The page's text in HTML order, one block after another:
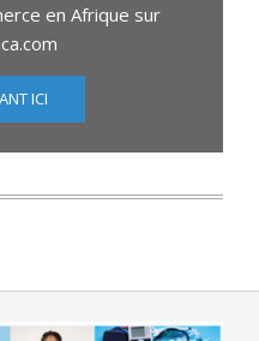
en Afrique sur
ICI